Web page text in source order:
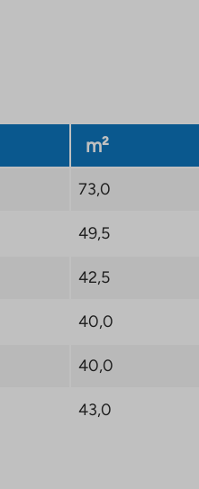
m²
73,0
49,5
42,5
40,0
40,0
43,0